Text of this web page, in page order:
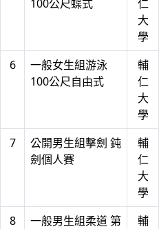
100公尺蝶式
仁
大
學
6
一般女生組游泳
100公尺自由式
輔
仁
大
學
7
公開男生組擊劍 鈍
劍個人賽
輔
仁
大
學
8
一般男生組柔道 第
輔